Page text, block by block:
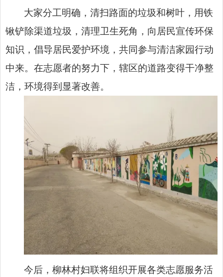
大家分工明确，清扫路面的垃圾和树叶 ，用铁
锹铲除渠道垃圾，清理卫生死角，向居民宣传环保
知识，倡导居民爱护环境，共同参与清洁家园行动
中来。在志愿者的努力下，辖区的道路变得干净整
洁，环境得到显著改善。
今后，柳林村妇联将组织开展各类志愿服务活